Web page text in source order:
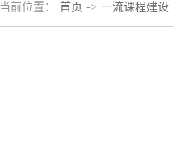
当前位置： 首页 -> 一流课程建设